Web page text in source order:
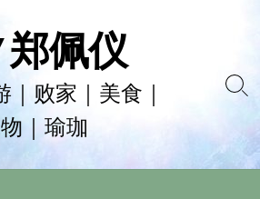
郑佩仪
｜败家｜美食｜
｜瑜珈